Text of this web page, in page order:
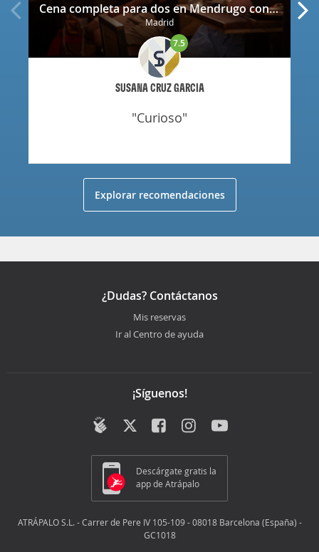
Cena completa para dos en Mendrugo con cerveza artesana incluida
Madrid
SUSANA CRUZ GARCIA
7.5
"curioso"
Explorar recomendaciones
¿Dudas? Contáctanos
Mis reservas
Ir al Centro de ayuda
¡Síguenos!
Descárgate gratis la
app de Atrápalo
ATRÁPALO S.L. - Carrer de Pere IV 105-109 - 08018 Barcelona (España) -
GC1018